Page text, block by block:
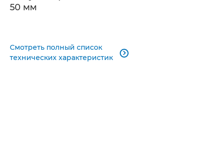
50 мм
Смотреть полный список
технических характеристик
